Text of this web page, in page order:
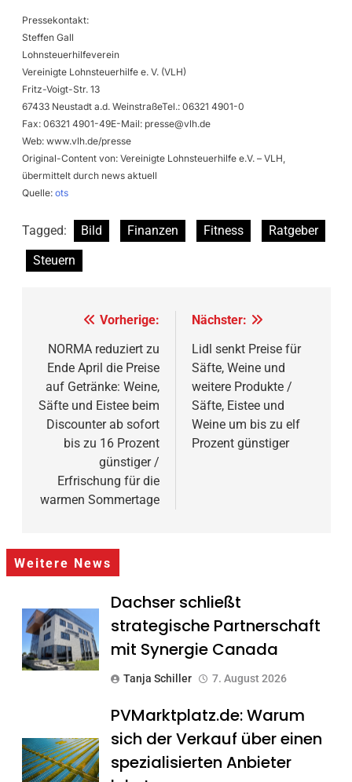
Pressekontakt:
Steffen Gall
Lohnsteuerhilfeverein
Vereinigte Lohnsteuerhilfe e. V. (VLH)
Fritz-Voigt-Str. 13
67433 Neustadt a.d. WeinstraßeTel.: 06321 4901-0
Fax: 06321 4901-49E-Mail: presse@vlh.de
Web: www.vlh.de/presse
Original-Content von: Vereinigte Lohnsteuerhilfe e.V. – VLH,
übermittelt durch news aktuell
Quelle: ots
Tagged: Bild Finanzen Fitness
Ratgeber
Steuern
Beitragsnavigation
Vorherige:
NORMA reduziert zu
Ende April die Preise
auf Getränke: Weine,
Säfte und Eistee beim
Discounter ab sofort
bis zu 16 Prozent
günstiger /
Erfrischung für die
warmen Sommertage
Nächster:
Lidl senkt Preise für
Säfte, Weine und
weitere Produkte /
Säfte, Eistee und
Weine um bis zu elf
Prozent günstiger
Weitere News
Dachser schließt
strategische Partnerschaft
mit Synergie Canada
Tanja Schiller 7. August 2026
PVMarktplatz.de: Warum
sich der Verkauf über einen
spezialisierten Anbieter